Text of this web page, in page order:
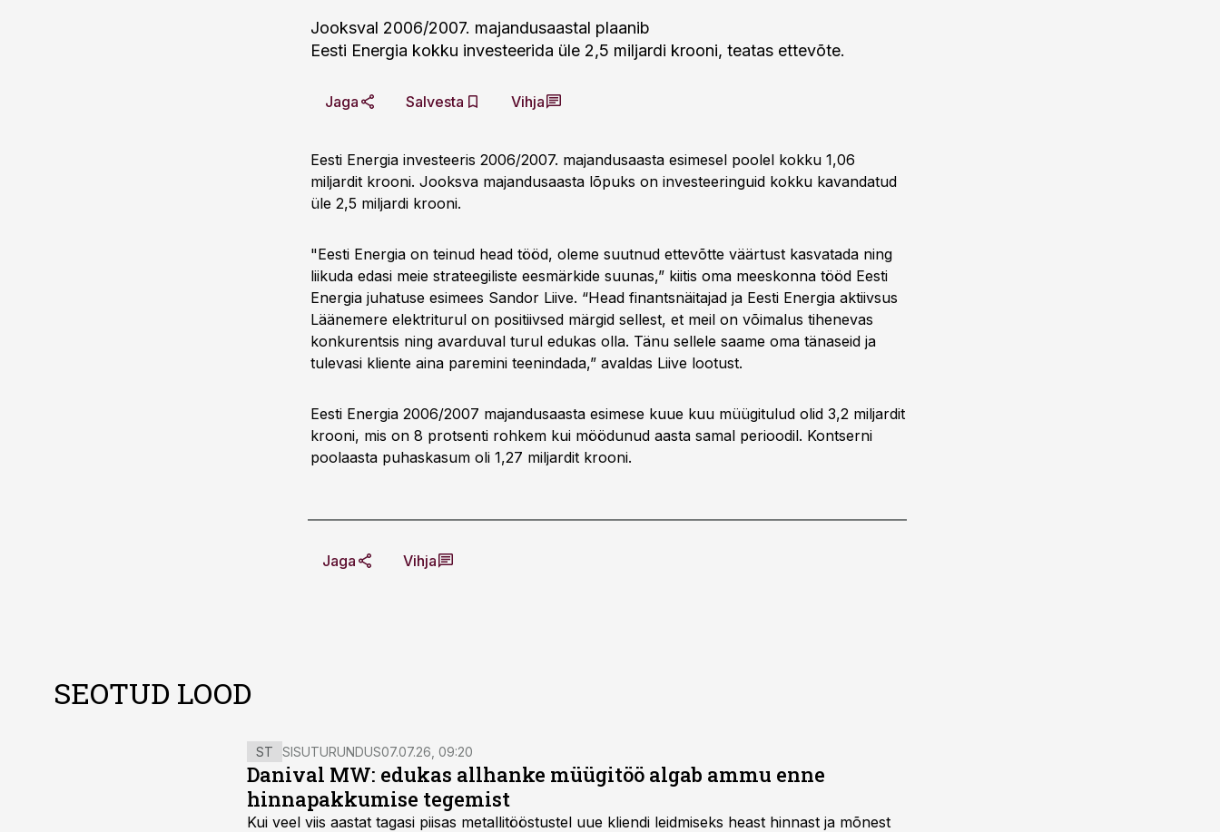
Jooksval 2006/2007. majandusaastal plaanib
Eesti Energia kokku investeerida üle 2,5 miljardi krooni, teatas ettevõte.
Jaga Salvesta Vihja
Eesti Energia investeeris 2006/2007. majandusaasta esimesel poolel kokku 1,06
miljardit krooni. Jooksva majandusaasta lõpuks on investeeringuid kokku kavandatud
üle 2,5 miljardi krooni.
"Eesti Energia on teinud head tööd, oleme suutnud ettevõtte väärtust kasvatada ning
liikuda edasi meie strateegiliste eesmärkide suunas,” kiitis oma meeskonna tööd Eesti
Energia juhatuse esimees Sandor Liive. “Head finantsnäitajad ja Eesti Energia aktiivsus
Läänemere elektriturul on positiivsed märgid sellest, et meil on võimalus tihenevas
konkurentsis ning avarduval turul edukas olla. Tänu sellele saame oma tänaseid ja
tulevasi kliente aina paremini teenindada,” avaldas Liive lootust.
Eesti Energia 2006/2007 majandusaasta esimese kuue kuu müügitulud olid 3,2 miljardit
krooni, mis on 8 protsenti rohkem kui möödunud aasta samal perioodil. Kontserni
poolaasta puhaskasum oli 1,27 miljardit krooni.
Jaga Vihja
SEOTUD LOOD
ST SISUTURUNDUS07.07.26, 09:20
Danival MW: edukas allhanke müügitöö algab ammu enne
hinnapakkumise tegemist
Kui veel viis aastat tagasi piisas metallitööstustel uue kliendi leidmiseks heast hinnast ja mõnest